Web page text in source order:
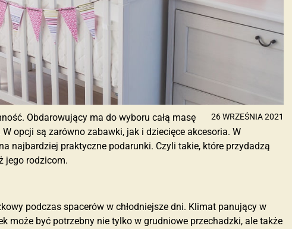
26 WRZEŚNIA 2021
Obdarowujący ma do wyboru całą masę
opcji są zarówno zabawki, jak i dziecięce akcesoria. W
najbardziej praktyczne podarunki. Czyli takie, które przydadzą
jego rodzicom.
podczas spacerów w chłodniejsze dni. Klimat panujący w
może być potrzebny nie tylko w grudniowe przechadzki, ale także